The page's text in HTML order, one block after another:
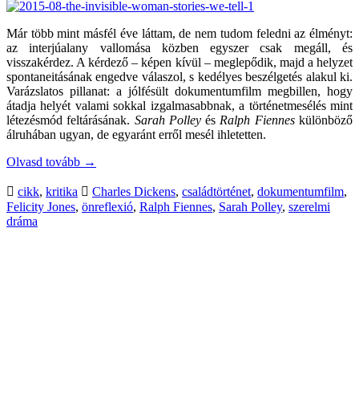
Már több mint másfél éve láttam, de nem tudom feledni az élményt:
az interjúalany vallomása közben egyszer csak megáll, és
visszakérdez. A kérdező – képen kívül – meglepődik, majd a helyzet
spontaneitásának engedve válaszol, s kedélyes beszélgetés alakul ki.
Varázslatos pillanat: a jólfésült dokumentumfilm megbillen, hogy
átadja helyét valami sokkal izgalmasabbnak, a történetmesélés mint
létezésmód feltárásának. Sarah Polleyés Ralph Fienneskülönböző
álruhában ugyan, de egyaránt erről mesél ihletetten.
Olvasd tovább →
cikk, kritika Charles Dickens, családtörténet, dokumentumfilm,
Felicity Jones, önreflexió, Ralph Fiennes, Sarah Polley, szerelmi
dráma